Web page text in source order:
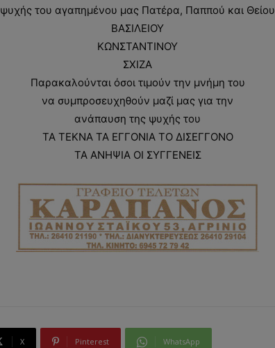
ψυχής του αγαπημένου μας Πατέρα, Παππού και Θείου
ΒΑΣΙΛΕΙΟΥ
ΚΩΝΣΤΑΝΤΙΝΟΥ
ΣΧΙΖΑ
Παρακαλούνται όσοι τιμούν την μνήμη του
να συμπροσευχηθούν μαζί μας για την
ανάπαυση της ψυχής του
ΤΑ ΤΕΚΝΑ ΤΑ ΕΓΓΟΝΙΑ ΤΟ ΔΙΣΕΓΓΟΝΟ
ΤΑ ΑΝΗΨΙΑ ΟΙ ΣΥΓΓΕΝΕΙΣ
X Pinterest WhatsApp